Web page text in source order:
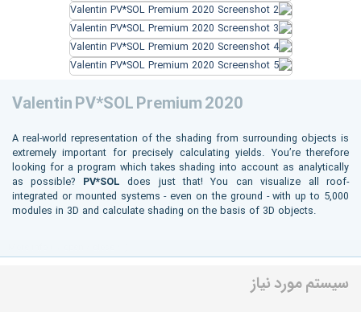
Valentin PV*SOL Premium 2020
A real-world representation of the shading from surrounding objects is
extremely important for precisely calculating yields. You’re therefore
looking for a program which takes shading into account as analytically
as possible? PV*SOL does just that! You can visualize all roof-
integrated or mounted systems - even on the ground - with up to 5,000
modules in 3D and calculate shading on the basis of 3D objects.
سیستم مورد نیاز